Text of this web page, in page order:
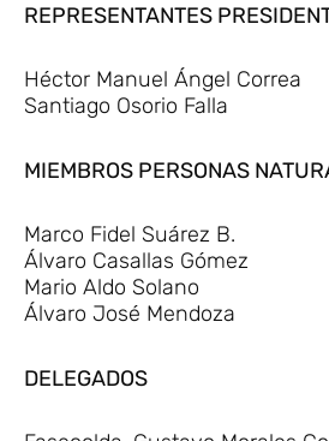
REPRESENTANTES
Héctor Manuel Ángel Correa
Santiago Osorio Falla
MIEMBROS PERSONAS
Marco Fidel Suárez B.
Álvaro Casallas Gómez
Mario Aldo Solano
Álvaro José Mendoza
DELEGADOS